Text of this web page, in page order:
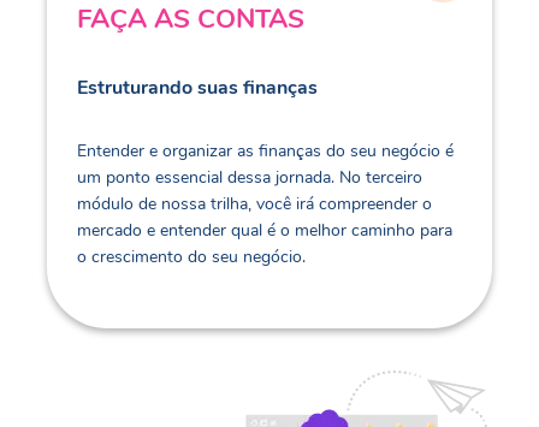
FAÇA AS CONTAS
Estruturando suas finanças
Entender e organizar as finanças do seu negócio é
um ponto essencial dessa jornada. No terceiro
módulo de nossa trilha, você irá compreender o
mercado e entender qual é o melhor caminho para
o crescimento do seu negócio.